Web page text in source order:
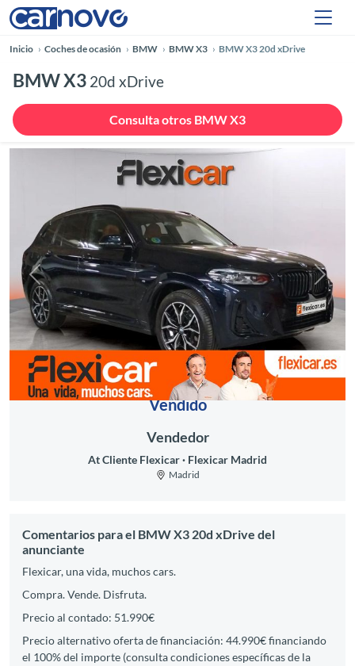
Inicio Coches de ocasión BMW BMW X3 BMW X3 20d xDrive
BMW X3 20d xDrive
Consulta otros BMW X3
Anterior
Vendido
Vendedor
At Cliente Flexicar Flexicar Madrid
Madrid
Comentarios para el BMW X3 20d xDrive del
anunciante
Flexicar, una vida, muchos cars.
Compra. Vende. Disfruta.
Precio al contado: 51.990€
Precio alternativo oferta de financiación: 44.990€ financiando
el 100% del importe (consulta condiciones específicas de la